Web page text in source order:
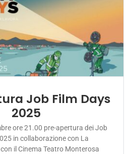
Job Film Days
2025
ore 21.00 pre-apertura dei Job
in collaborazione con La
il Cinema Teatro Monterosa